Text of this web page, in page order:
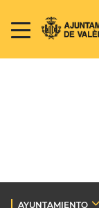
AYUNTAMIENTO